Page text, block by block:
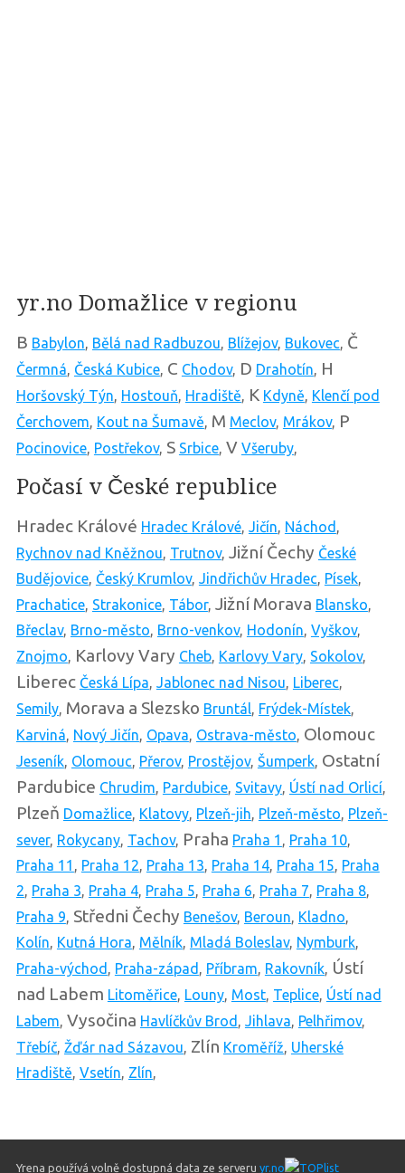
yr.no Domažlice v regionu
B Babylon, Bělá nad Radbuzou, Blížejov, Bukovec, Č
Čermná, Česká Kubice, C Chodov, D Drahotín, H
Horšovský Týn, Hostouň, Hradiště, K Kdyně, Klenčí pod
Čerchovem, Kout na Šumavě, M Meclov, Mrákov, P
Pocinovice, Postřekov, S Srbice, V Všeruby,
Počasí v České republice
Hradec Králové Hradec Králové, Jičín, Náchod ,
Rychnov nad Kněžnou, Trutnov, Jižní Čechy České
Budějovice, Český Krumlov, Jindřichův Hradec, Písek,
Prachatice, Strakonice, Tábor, Jižní Morava Blansko,
Břeclav, Brno-město, Brno-venkov, Hodonín, Vyškov,
Znojmo, Karlovy Vary Cheb, Karlovy Vary, Sokolov,
Liberec Česká Lípa, Jablonec nad Nisou, Liberec,
Semily, Morava a Slezsko Bruntál, Frýdek-Místek,
Karviná, Nový Jičín, Opava, Ostrava-město, Olomouc
Jeseník, Olomouc, Přerov, Prostějov, Šumperk, Ostatní
Pardubice Chrudim, Pardubice, Svitavy, Ústí nad Orlicí,
Plzeň Domažlice, Klatovy, Plzeň-jih, Plzeň-město, Plzeň-
sever, Rokycany, Tachov, Praha Praha 1 , Praha 10,
Praha 11 , Praha 12, Praha 13, Praha 14, Praha 15, Praha
2, Praha 3, Praha 4, Praha 5, Praha 6, Praha 7, Praha 8,
Praha 9, Středni Čechy Benešov, Beroun, Kladno,
Kolín, Kutná Hora, Mělník, Mladá Boleslav, Nymburk,
Praha-východ , Praha-západ , Příbram, Rakovník, Ústí
nad Labem Litoměřice, Louny, Most, Teplice, Ústí nad
Labem, Vysočina Havlíčkův Brod , Jihlava, Pelhřimov,
Třebíč, Žďár nad Sázavou, Zlín Kroměříž, Uherské
Hradiště, Vsetín, Zlín,
Yrena používá volně dostupná data ze serveru yr.no